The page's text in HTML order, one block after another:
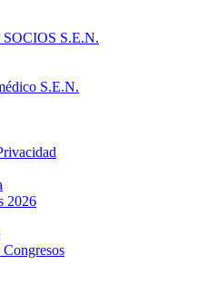
SOCIOS S.E.N.
S.E.N.
2026